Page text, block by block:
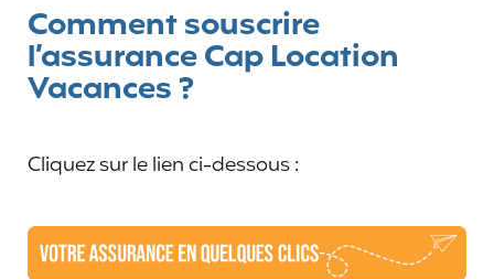
Comment souscrire
l’assurance Cap Location
Vacances ?
Cliquez sur le lien ci-dessous :